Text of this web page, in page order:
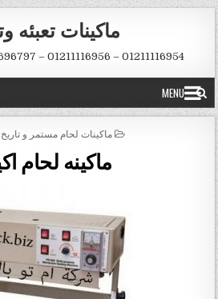
Skip to content
ماكينات تعبئه
01211116954 – 01211116956 – 01221696797 – 01211116958
MENU
POSTED IN
ماكينات لحام مستمر و تاريخ
ماكينه لحام